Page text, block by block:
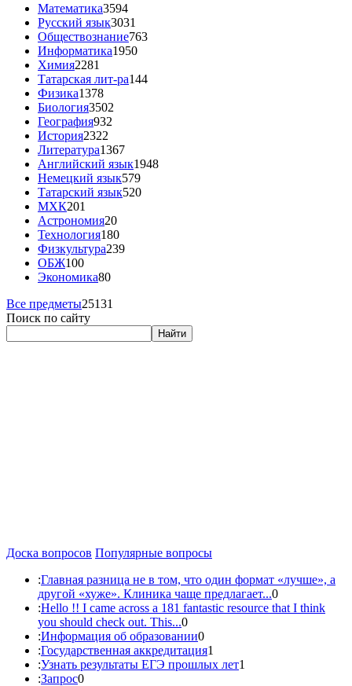
Математика3594
Русский язык3031
Обществознание763
Информатика1950
Химия2281
Татарская лит-ра144
Физика1378
Биология3502
География932
История2322
Литература1367
Английский язык1948
Немецкий язык579
Татарский язык520
МХК201
Астрономия20
Технология180
Физкультура239
ОБЖ100
Экономика80
Все предметы25131
Поиск по сайту
Найти
Доска вопросов Популярные вопросы
:Главная разница не в том, что один формат «лучше», а
другой «хуже». Клиника чаще предлагает...0
:Hello !! I came across a 181 fantastic resource that I think
you should check out. This...0
:Информация об образовании0
:Государственная аккредитация1
:Узнать результаты ЕГЭ прошлых лет1
:Запрос0